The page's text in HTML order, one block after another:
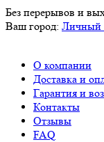
Без перерывов и
Ваш город: Личный
О компании
Доставка и
Гарантия и
Контакты
Отзывы
FAQ